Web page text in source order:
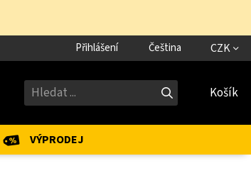
Přihlášení Čeština CZK
Košík
VÝPRODEJ